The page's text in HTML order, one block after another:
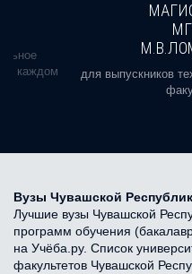
в каждом
для выпускников
Вузы Чувашской
Лучшие вузы Чувашской
программ обучения
на Учёба.ру. Список
факультетов Чувашской